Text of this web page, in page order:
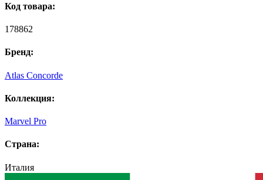
Код товара:
178862
Бренд:
Atlas Concorde
Коллекция:
Marvel Pro
Страна:
Италия